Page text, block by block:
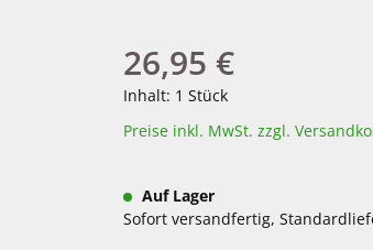
Regulärer Preis:
26,95 €
Inhalt: 1 Stück
Preise inkl. MwSt. zzgl.
Auf Lager
Sofort versandfertig,